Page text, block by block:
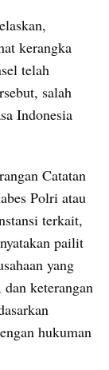
kerangka
telah
salah
Indonesia
Catatan
Polri atau
terkait,
pailit
yang
keterangan
hukuman